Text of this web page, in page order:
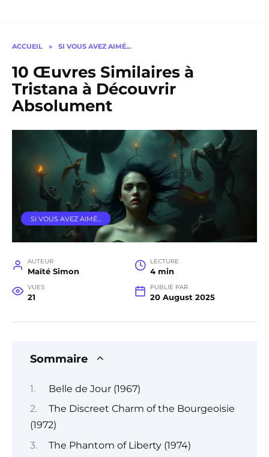
ACCUEIL » SI VOUS AVEZ AIMÉ…
10 Œuvres Similaires à
Tristana à Découvrir
Absolument
SI VOUS AVEZ AIMÉ…
AUTEUR
Maïté Simon
LECTURE
4 min
VUES
21
PUBLIÉ PAR
20 August 2025
Sommaire
Belle de Jour (1967)
The Discreet Charm of the Bourgeoisie
(1972)
The Phantom of Liberty (1974)